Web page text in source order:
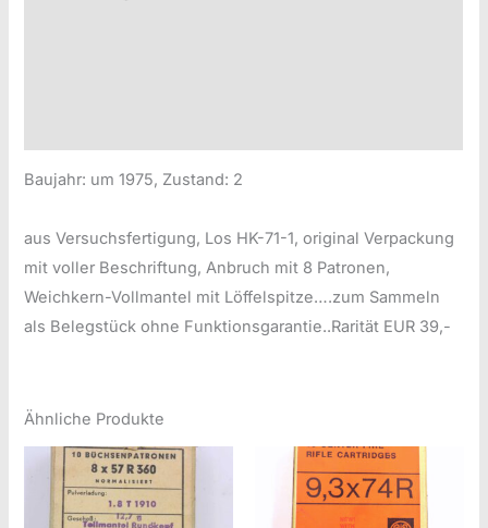
Baujahr: um 1975, Zustand: 2
aus Versuchsfertigung, Los HK-71-1, original Verpackung
mit voller Beschriftung, Anbruch mit 8 Patronen,
Weichkern-Vollmantel mit Löffelspitze….zum Sammeln
als Belegstück ohne Funktionsgarantie..Rarität EUR 39,-
Ähnliche Produkte